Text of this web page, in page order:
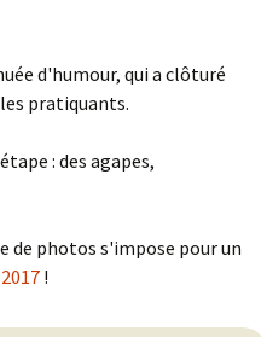
d'humour, qui a clôturé
pratiquants.
: des agapes,
de photos s'impose pour un
!